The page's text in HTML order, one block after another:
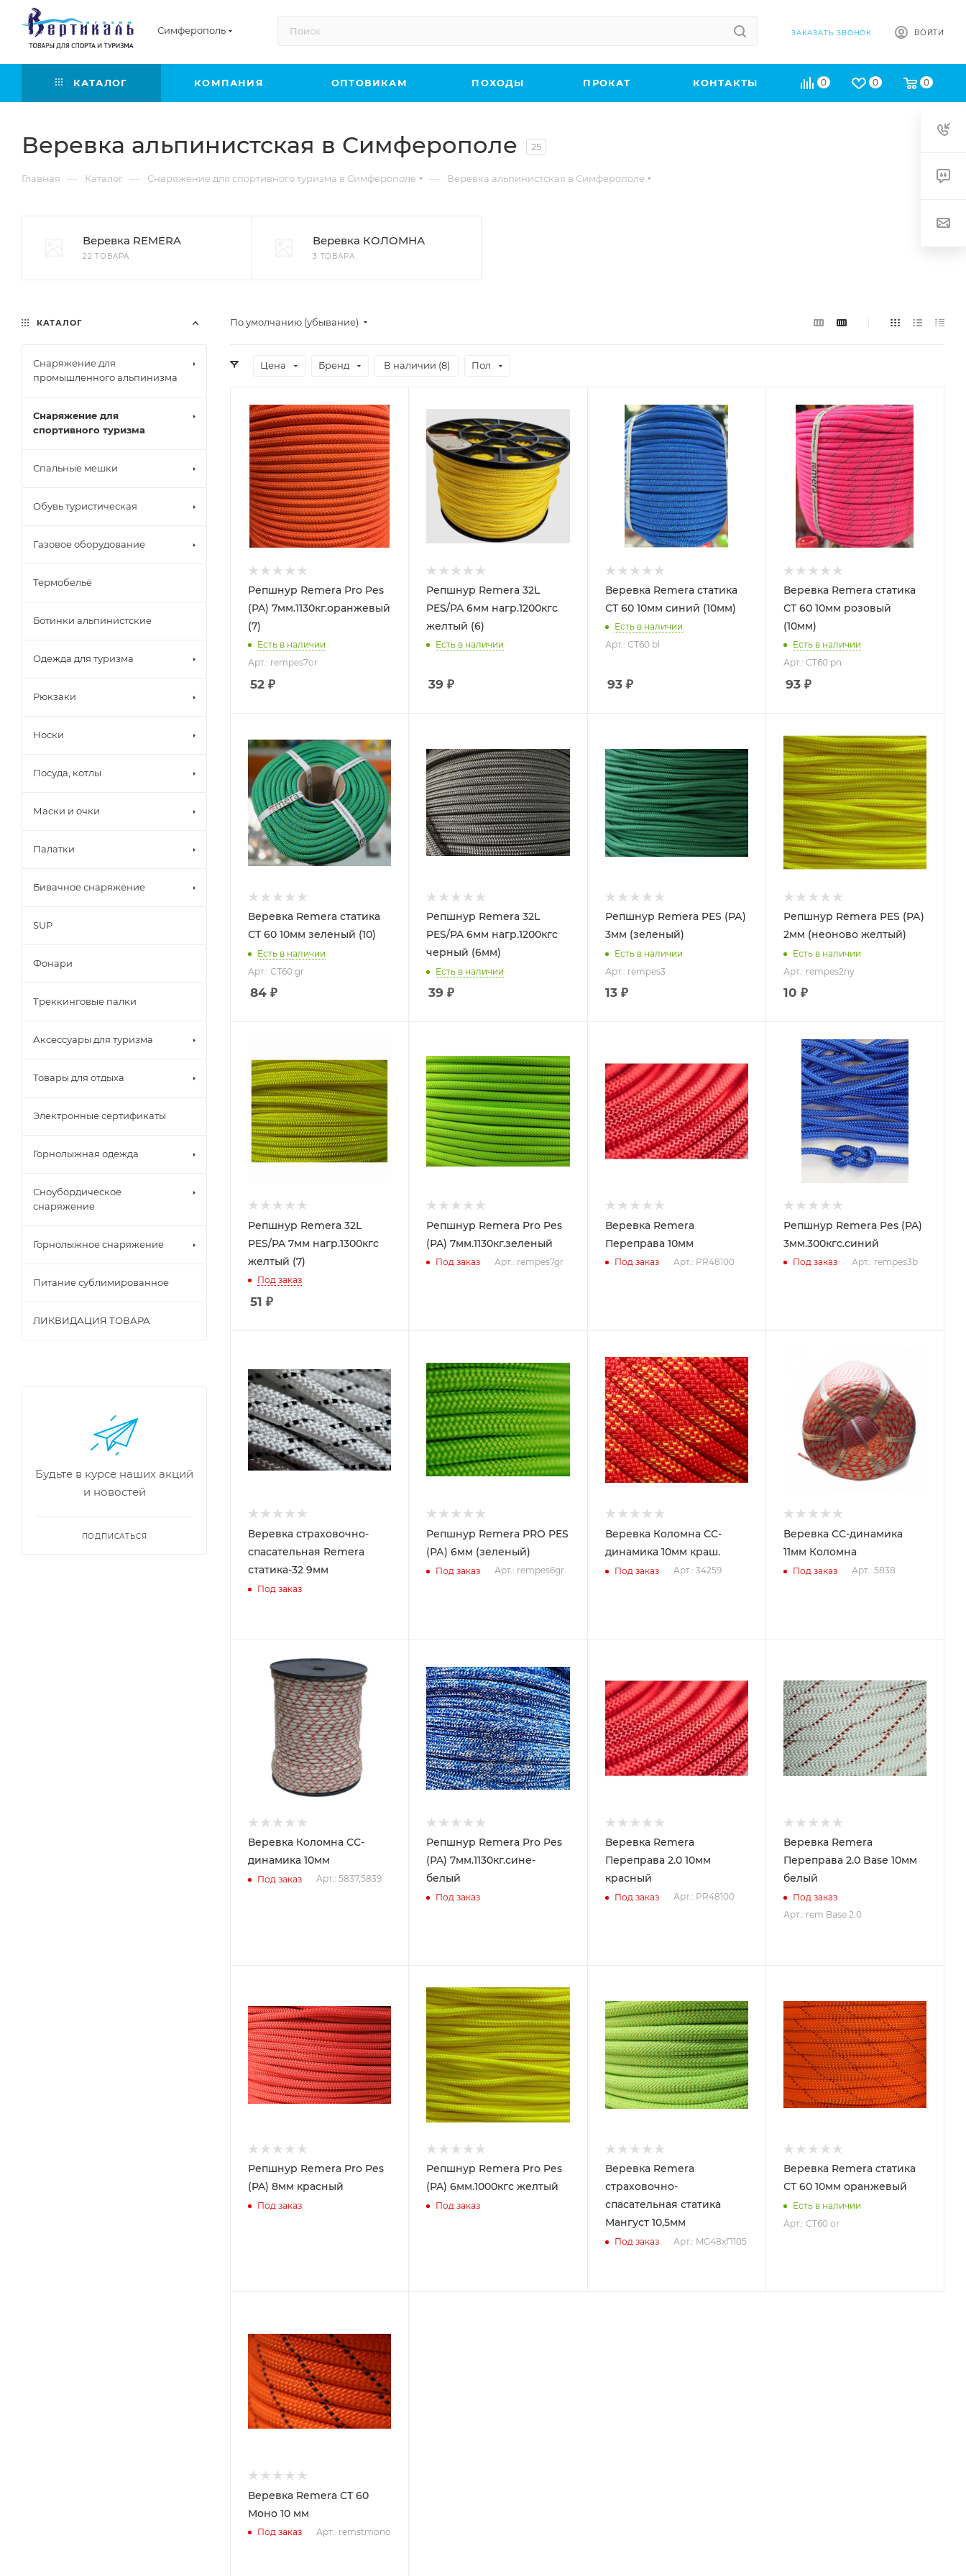
Симферополь ЗАКАЗАТЬ ЗВОНОК ВОЙТИ
0 0 0
КАТАЛОГ КОМПАНИЯ ОПТОВИКАМ ПОХОДЫ ПРОКАТ КОНТАКТЫ
Веревка альпинистская в Симферополе 25
Главная — Каталог — Снаряжение для спортивного туризма в Симферополе — Веревка альпинистская в Симферополе
Веревка REMERA
22 ТОВАРА
Веревка КОЛОМНА
3 ТОВАРА
По умолчанию (убывание)
Цена Бренд В наличии (8) Пол
Репшнур Remera Pro Pes
(PA) 7мм.1130кг.оранжевый
(7)
Есть в наличии
Арт.: rempes7оr
52 ₽
Репшнур Remera 32L
PES/PA 6мм нагр.1200кгс
желтый (6)
Есть в наличии
39 ₽
Веревка Remera статика
СТ 60 10мм синий (10мм)
Есть в наличии
Арт.: СТ60 bl
93₽
Веревка Remera статика
СТ 60 10мм розовый
(10мм)
Есть в наличии
Арт.: СТ60 pn
93₽
Веревка Remera статика
СТ 60 10мм зеленый (10)
Есть в наличии
Арт.: СТ60 gr
84 ₽
Репшнур Remera 32L
PES/PA 6мм нагр.1200кгс
черный (6мм)
Есть в наличии
39 ₽
Репшнур Remera PES (РА)
3мм (зеленый)
Есть в наличии
Арт.: rempes3
13 ₽
Репшнур Remera PES (РА)
2мм (неоново желтый)
Есть в наличии
Арт.: rempes2ny
10 ₽
Репшнур Remera 32L
PES/PA 7мм нагр.1300кгс
желтый (7)
Под заказ
51 ₽
Репшнур Remera Pro Pes
(PA) 7мм.1130кг.зеленый
Под заказ Арт.: rempes7gr
Веревка Remera
Переправа 10мм
Под заказ Арт.: PR48100
Репшнур Remera Pes (PA)
3мм.300кгс.синий
Под заказ Арт.: rempes3b
Веревка страховочно-
спасательная Remera
статика-32 9мм
Под заказ
Репшнур Remera PRO PES
(РА) 6мм (зеленый)
Под заказ Арт.: rempes6gr
Веревка Коломна СС-
динамика 10мм краш.
Под заказ Арт.: 34259
Веревка СС-динамика
11мм Коломна
Под заказ Арт.: 5838
Веревка Коломна СС-
динамика 10мм
Под заказ Арт.: 5837,5839
Репшнур Remera Pro Pes
(PA) 7мм.1130кг.сине-
белый
Под заказ
Веревка Remera
Переправа 2.0 10мм
красный
Под заказ Арт.: PR48100
Веревка Remera
Переправа 2.0 Base 10мм
белый
Под заказ
Арт.: rem Base 2.0
Репшнур Remera Pro Pes
(PA) 8мм красный
Под заказ
Репшнур Remera Pro Pes
(PA) 6мм.1000кгс желтый
Под заказ
Веревка Remera
страховочно-
спасательная статика
Мангуст 10,5мм
Под заказ Арт.: MG48хП105
Веревка Remera статика
СТ 60 10мм оранжевый
Есть в наличии
Арт.: СТ60 or
Веревка Remera СТ 60
Моно 10 мм
Под заказ Арт.: remstmono
КАТАЛОГ
Снаряжение для
промышленного альпинизма
Снаряжение для
спортивного туризма
Спальные мешки
Обувь туристическая
Газовое оборудование
Термобельё
Ботинки альпинистские
Одежда для туризма
Рюкзаки
Носки
Посуда, котлы
Маски и очки
Палатки
Бивачное снаряжение
SUP
Фонари
Треккинговые палки
Аксессуары для туризма
Товары для отдыха
Электронные сертификаты
Горнолыжная одежда
Сноубордическое
снаряжение
Горнолыжное снаряжение
Питание сублимированное
ЛИКВИДАЦИЯ ТОВАРА
Будьте в курсе наших акций
и новостей
ПОДПИСАТЬСЯ